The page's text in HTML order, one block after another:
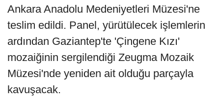
Ankara Anadolu Medeniyetleri Müzesi'ne
teslim edildi. Panel, yürütülecek işlemlerin
ardından Gaziantep'te 'Çingene Kızı'
mozaiğinin sergilendiği Zeugma Mozaik
Müzesi'nde yeniden ait olduğu parçayla
kavuşacak.